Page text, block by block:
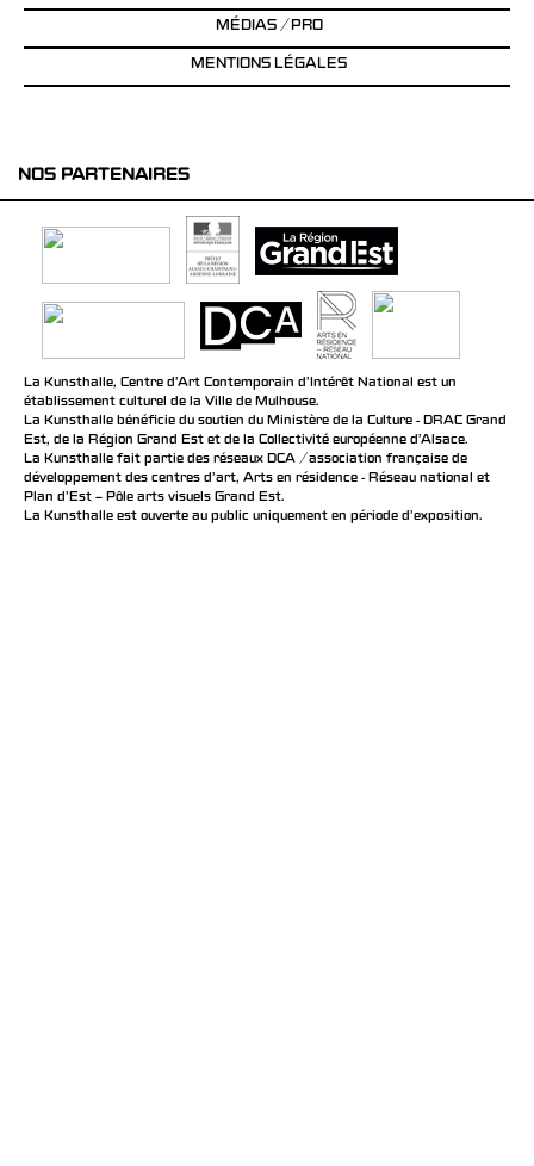
MÉDIAS / PRO
MENTIONS LÉGALES
NOS PARTENAIRES
La Kunsthalle, Centre d’Art Contemporain d’Intérêt National est un
établissement culturel de la Ville de Mulhouse.
La Kunsthalle bénéficie du soutien du Ministère de la Culture - DRAC Grand
Est, de la Région Grand Est et de la Collectivité européenne d’Alsace.
La Kunsthalle fait partie des réseaux DCA / association française de
développement des centres d'art, Arts en résidence - Réseau national et
Plan d’Est – Pôle arts visuels Grand Est.
La Kunsthalle est ouverte au public uniquement en période d'exposition.